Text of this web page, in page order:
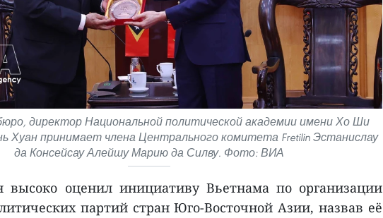
директор Национальной политической академии имени Хо Ши
Хуан принимает члена Центрального комитета Fretilin Эстанислау
да Консейсау Алейшу Марию да Силву. Фото: ВИА
оценил инициативу Вьетнама по организации
партий стран Юго-Восточной Азии, назвав её